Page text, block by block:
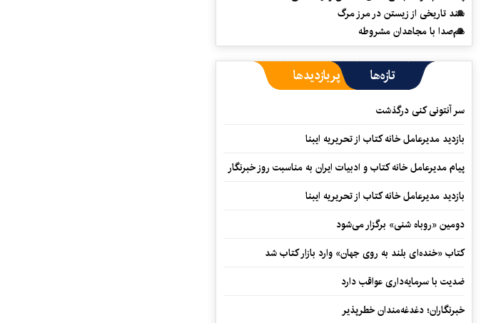
سند تاریخی از زیستن در مرز مرگ
هم‌صدا با مجاهدان مشروطه
تازه‌ها پربازدیدها
سر آنتونی کنی درگذشت
بازدید مدیرعامل خانه کتاب از تحریریه ایبنا
پیام مدیرعامل خانه کتاب و ادبیات ایران به مناسبت روز خبرنگار
بازدید مدیرعامل خانه کتاب از تحریریه ایبنا
دومین «روباه شنی» برگزار می‌شود
کتاب «خنده‌ای بلند به روی جهان» وارد بازار کتاب شد
ضدیت با سرمایه‌داری عواقب دارد
خبرنگاران؛ دغدغه‌مندان خطرپذیر